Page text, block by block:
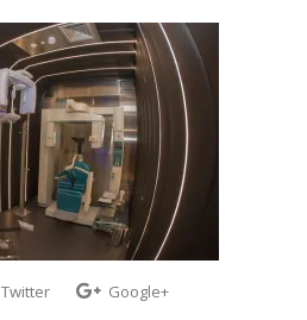
Twitter
Google+